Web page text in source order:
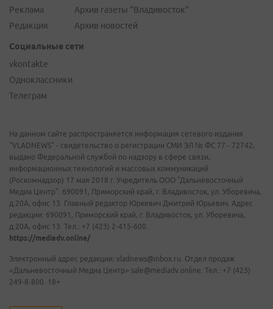
Реклама
Редакция
Архив газеты "Владивосток"
Архив новостей
Социальные сети
vkontakte
Одноклассники
Телеграм
На данном сайте распространяется информация сетевого издания
"VLADNEWS" - свидетельство о регистрации СМИ ЭЛ № ФС 77 - 72742,
выдано Федеральной службой по надзору в сфере связи,
информационных технологий и массовых коммуникаций
(Роскомнадзор) 17 мая 2018 г. Учредитель ООО "Дальневосточный
Медиа Центр". 690091, Приморский край, г. Владивосток, ул. Уборевича,
д.20А, офис 13. Главный редактор Юркевич Дмитрий Юрьевич. Адрес
редакции: 690091, Приморский край, г. Владивосток, ул. Уборевича,
д.20А, офис 13. Тел.: +7 (423) 2-415-600.
https://mediadv.online/
Электронный адрес редакции: vladnews@inbox.ru. Отдел продаж
«Дальневосточный Медиа Центр» sale@mediadv.online. Тел.: +7 (423)
249-8-800. 18+